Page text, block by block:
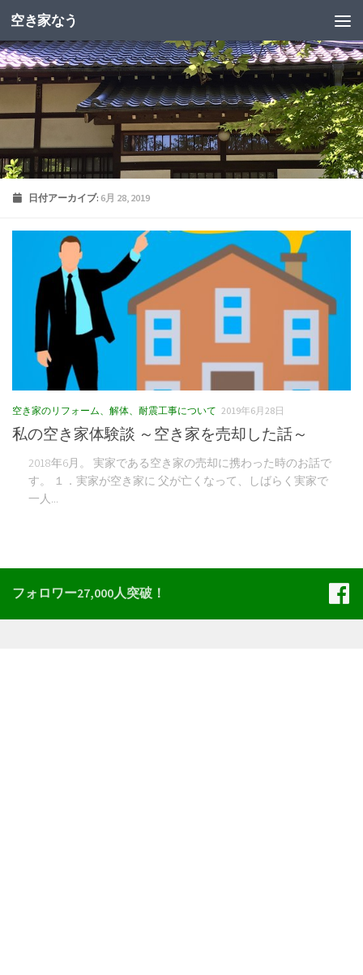
空き家なう
日付アーカイブ:6月 28, 2019
空き家のリフォーム、解体、耐震工事について 2019年6月28日
私の空き家体験談 ～空き家を売却した話～
2018年6月。 実家である空き家の売却に携わった時のお話で
す。 １．実家が空き家に 父が亡くなって、しばらく実家で
一人...
フォロワー27,000人突破！